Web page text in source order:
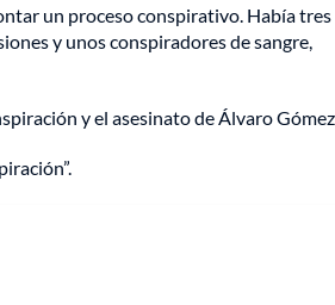
un proceso conspirativo. Había tres
y unos conspiradores de sangre,
y el asesinato de Álvaro